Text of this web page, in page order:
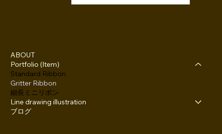
ABOUT
Portfolio (Item)
Standard Ribbon
Gritter Ribbon
細長ミニリボン
Line drawing illustration
ブログ